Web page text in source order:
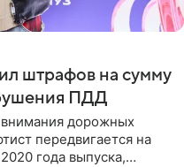
штрафов на сумму
ПДД
внимания дорожных
передвигается на
года выпуска,